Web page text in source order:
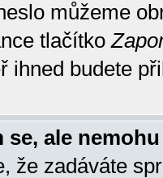
můžeme
tlačítko
ihned budete
se, ale
že zadáváte